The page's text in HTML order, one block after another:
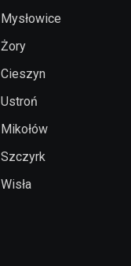
Mysłowice
Żory
Cieszyn
Ustroń
Mikołów
Szczyrk
Wisła